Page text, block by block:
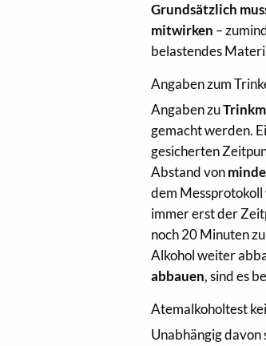
Grundsätzlich
mitwirken –
belastendes
Angaben zum
Angaben zu
gemacht werden.
gesicherten
Abstand von
dem
immer erst der
noch 20 Minuten
Alkohol weiter
abbauen, sind es
Atemalkoholtest
Unabhängig davon